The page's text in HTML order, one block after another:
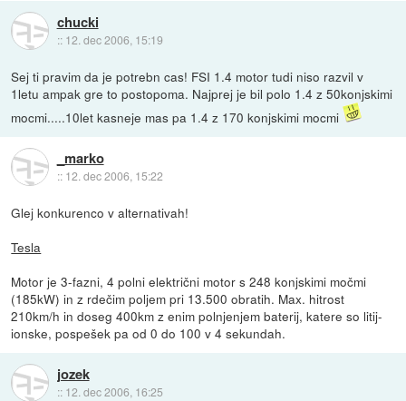
chucki
:: 12. dec 2006, 15:19
Sej ti pravim da je potrebn cas! FSI 1.4 motor tudi niso razvil v
1letu ampak gre to postopoma. Najprej je bil polo 1.4 z 50konjskimi
mocmi.....10let kasneje mas pa 1.4 z 170 konjskimi mocmi
_marko
:: 12. dec 2006, 15:22
Glej konkurenco v alternativah!
Tesla
Motor je 3-fazni, 4 polni električni motor s 248 konjskimi močmi
(185kW) in z rdečim poljem pri 13.500 obratih. Max. hitrost
210km/h in doseg 400km z enim polnjenjem baterij, katere so litij-
ionske, pospešek pa od 0 do 100 v 4 sekundah.
jozek
:: 12. dec 2006, 16:25